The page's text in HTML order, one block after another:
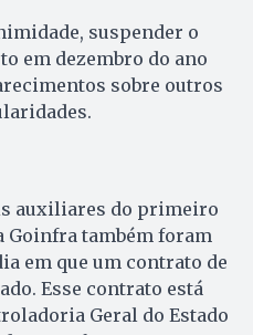
suspender o
em dezembro do ano
sobre outros
auxiliares do primeiro
Goinfra também foram
em que um contrato de
Esse contrato está
Geral do Estado